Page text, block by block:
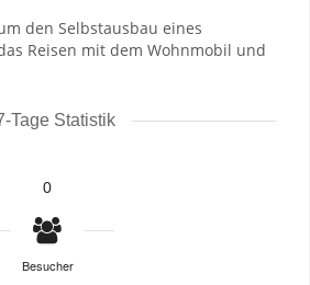
den Selbstausbau eines
Reisen mit dem Wohnmobil und
Tage Statistik
0
Besucher